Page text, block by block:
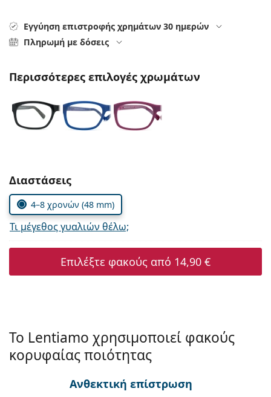
Prada
Εγγύηση επιστροφής χρημάτων 30 ημερών
Πληρωμή με δόσεις
Περισσότερες επιλογές χρωμάτων
Συμπληρώστε τις παράμετρους
Διαστάσεις
4–8 χρονών (48 mm)
Τι μέγεθος γυαλιών θέλω;
Επιλέξτε φακούς από 14,90 €
Το Lentiamo χρησιμοποιεί φακούς
κορυφαίας ποιότητας
Ανθεκτική επίστρωση